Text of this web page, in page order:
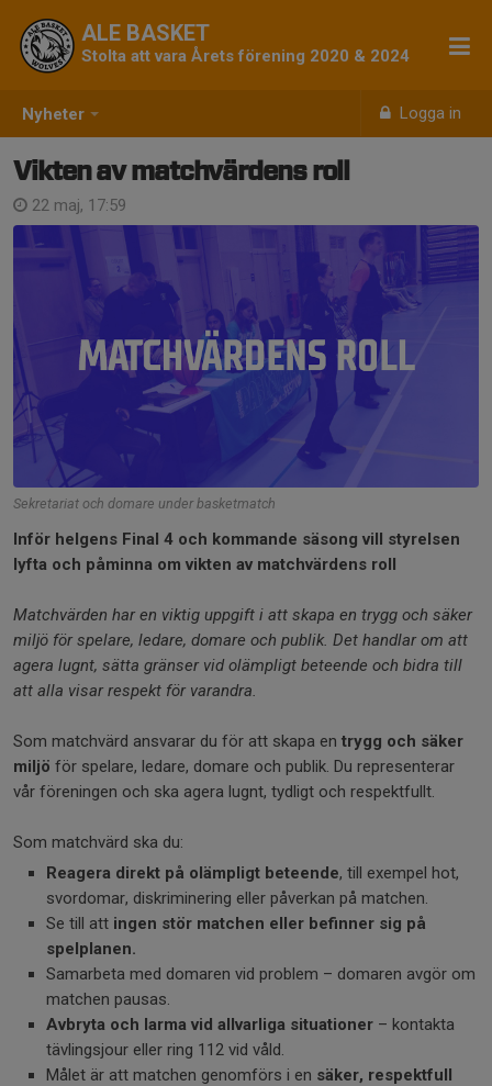
Nyheter Logga in
ALE BASKET
Stolta att vara Årets förening 2020 & 2024
Vikten av matchvärdens roll
22 maj, 17:59
Sekretariat och domare under basketmatch
Inför helgens Final 4 och kommande säsong vill styrelsen
lyfta och påminna om vikten av matchvärdens roll
Matchvärden har en viktig uppgift i att skapa en trygg och säker
miljö för spelare, ledare, domare och publik. Det handlar om att
agera lugnt, sätta gränser vid olämpligt beteende och bidra till
att alla visar respekt för varandra.
Som matchvärd ansvarar du för att skapa en trygg och säker
miljö för spelare, ledare, domare och publik. Du representerar
vår föreningen och ska agera lugnt, tydligt och respektfullt.
Som matchvärd ska du:
Reagera direkt på olämpligt beteende, till exempel hot,
svordomar, diskriminering eller påverkan på matchen.
Se till att ingen stör matchen eller befinner sig på
spelplanen.
Samarbeta med domaren vid problem – domaren avgör om
matchen pausas.
Avbryta och larma vid allvarliga situationer – kontakta
tävlingsjour eller ring 112 vid våld.
Målet är att matchen genomförs i en säker, respektfull